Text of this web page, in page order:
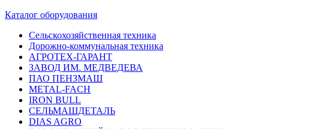
Каталог оборудования
Сельскохозяйственная техника
Дорожно-коммунальная техника
АГРОТЕХ-ГАРАНТ
ЗАВОД ИМ. МЕДВЕДЕВА
ПАО ПЕНЗМАШ
METAL-FACH
IRON BULL
СЕЛЬМАШДЕТАЛЬ
DIAS AGRO